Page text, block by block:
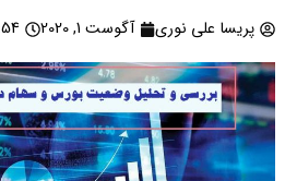
پریسا علی نوری آگوست 1, 2020 1:54